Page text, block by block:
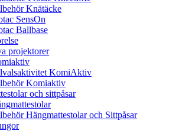
Knätäcke
SensOn
Ballbase
projektorer
KomiAktiv
Komiaktiv
och sittpåsar
Hängmattestolar och Sittpåsar